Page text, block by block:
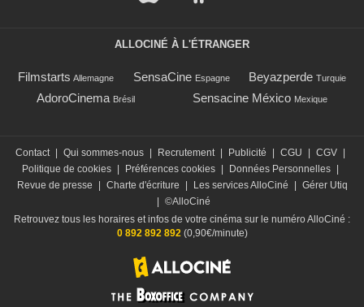
ALLOCINÉ À L'ÉTRANGER
Filmstarts Allemagne SensaCine Espagne Beyazperde Turquie
AdoroCinema Brésil Sensacine México Mexique
Contact Qui sommes-nous Recrutement Publicité CGU CGV
Politique de cookies
Préférences cookies Données Personnelles
Revue de presse
Charte d'écriture Les services AlloCiné
Gérer Utiq
©AlloCiné
Retrouvez tous les horaires et infos de votre cinéma sur le numéro AlloCiné :
0 892 892 892(0,90€/minute)